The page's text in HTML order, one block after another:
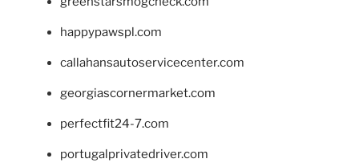
happypawspl.com
callahansautoservicecenter.com
georgiascornermarket.com
perfectfit24-7.com
portugalprivatedriver.com